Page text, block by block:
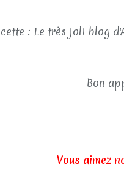
: Le très joli blog
Bon
Vous aimez